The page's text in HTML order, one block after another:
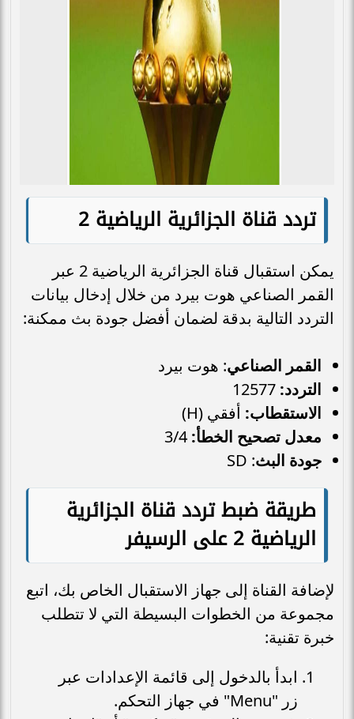
تردد قناة الجزائرية الرياضية 2
يمكن استقبال قناة الجزائرية الرياضية 2 عبر
القمر الصناعي هوت بيرد من خلال إدخال بيانات
التردد التالية بدقة لضمان أفضل جودة بث ممكنة:
القمر الصناعي: هوت بيرد
التردد:
الاستقطاب: أفقي (H)
معدل تصحيح الخطأ:
جودة البث: SD
طريقة ضبط تردد قناة الجزائرية
الرياضية 2 على الرسيفر
لإضافة القناة إلى جهاز الاستقبال الخاص بك، اتبع
مجموعة من الخطوات البسيطة التي لا تتطلب
خبرة تقنية:
ابدأ بالدخول إلى قائمة الإعدادات عبر
زر "Menu" في جهاز التحكم.